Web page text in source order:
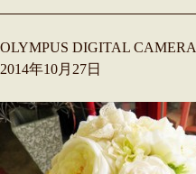
OLYMPUS DIGITAL CAMERA
2014年10月27日